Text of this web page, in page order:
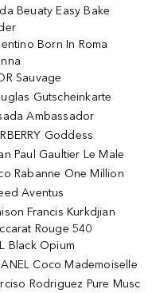
Beuaty Easy Bake
Born In Roma
Sauvage
Gutscheinkarte
Ambassador
Goddess
Paul Gaultier Le Male
Rabanne One Million
Aventus
Francis Kurkdjian
Rouge 540
Black Opium
Coco Mademoiselle
Rodriguez Pure Musc